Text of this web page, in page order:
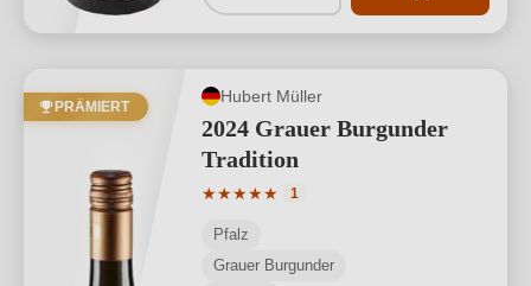
PRÄMIERT
Hubert Müller
2024 Grauer Burgunder
Tradition
★★★★★
Durchschnittliche Bewertung von 5
1
Pfalz
Grauer Burgunder